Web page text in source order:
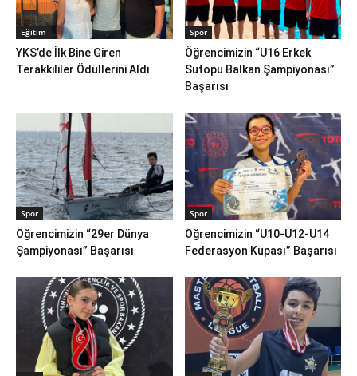
Eğitim
YKS’de İlk Bine Giren
Terakkililer Ödüllerini Aldı
Spor
Öğrencimizin “U16 Erkek
Sutopu Balkan Şampiyonası”
Başarısı
Spor
Öğrencimizin “29er Dünya
Şampiyonası” Başarısı
Spor
Öğrencimizin “U10-U12-U14
Federasyon Kupası” Başarısı